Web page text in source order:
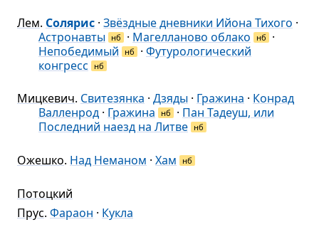
Лем. Солярис · Звёздные дневники Ийона Тихого ·
Астронавты нб · Магелланово облако нб
·
Непобедимый
нб · Футурологический
конгресс
нб
Мицкевич. Свитезянка · Дзяды · Гражина · Конрад
Валленрод · Гражина нб · Пан Тадеуш, или
Последний наезд на Литве нб
Ожешко. Над Неманом · Хам нб
Потоцкий
Прус. Фараон · Кукла